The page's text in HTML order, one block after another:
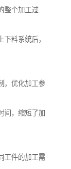
整个加工过
料系统后，
，优化加工参
间，缩短了加
工件的加工需